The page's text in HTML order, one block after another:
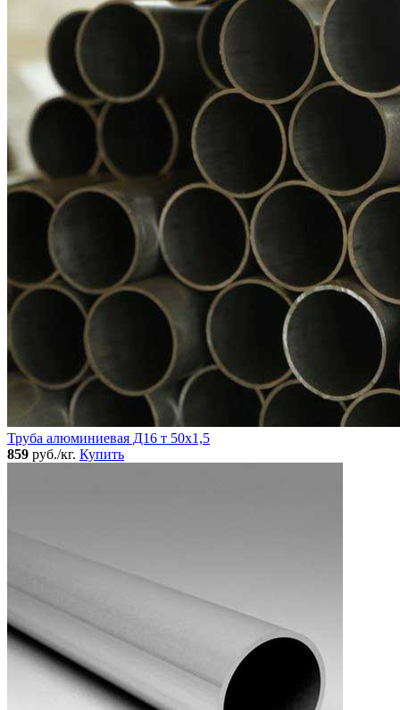
Труба алюминиевая Д16 т 50х1,5
859 руб./кг. Купить